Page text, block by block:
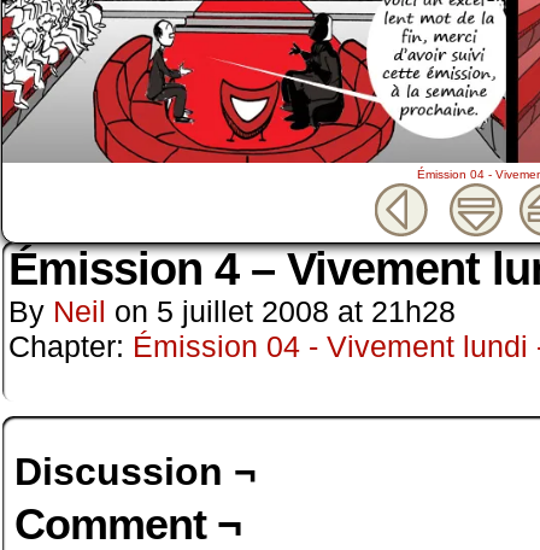
Émission 04 -
Émission 4 – Vivement
By Neil on 5 juillet 2008 at 21h28
Chapter: Émission 04 - Vivement lundi
Discussion ¬
Comment ¬